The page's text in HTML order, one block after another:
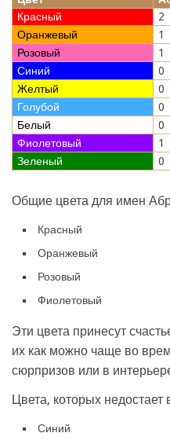
Красный
2
Оранжевый
1
Розовый
1
Синий
0
Желтый
0
Голубой
0
Белый
0
Фиолетовый
1
Зеленый
0
Общие цвета для имен
Красный
Оранжевый
Розовый
Фиолетовый
Эти цвета принесут
их как можно чаще во
сюрпризов или в
Цвета, которых
Синий